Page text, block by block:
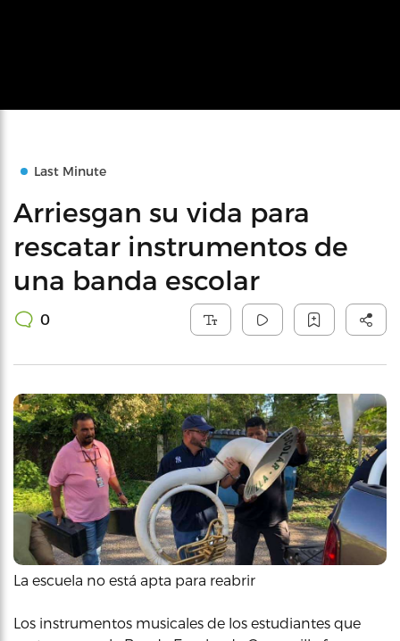
Last Minute
Arriesgan su vida para
rescatar instrumentos de
una banda escolar
0
La escuela no está apta para reabrir
Los instrumentos musicales de los estudiantes que